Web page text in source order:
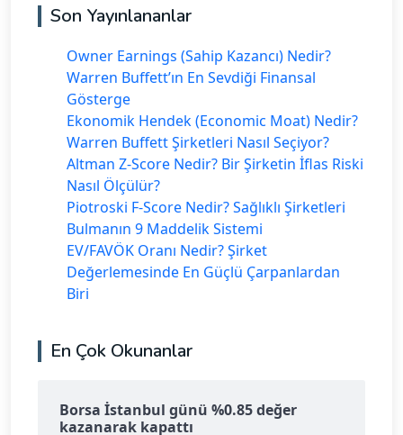
Son Yayınlananlar
Owner Earnings (Sahip Kazancı) Nedir?
Warren Buffett’ın En Sevdiği Finansal
Gösterge
Ekonomik Hendek (Economic Moat) Nedir?
Warren Buffett Şirketleri Nasıl Seçiyor?
Altman Z-Score Nedir? Bir Şirketin İflas Riski
Nasıl Ölçülür?
Piotroski F-Score Nedir? Sağlıklı Şirketleri
Bulmanın 9 Maddelik Sistemi
EV/FAVÖK Oranı Nedir? Şirket
Değerlemesinde En Güçlü Çarpanlardan
Biri
En Çok Okunanlar
Borsa İstanbul günü %0.85 değer
kazanarak kapattı